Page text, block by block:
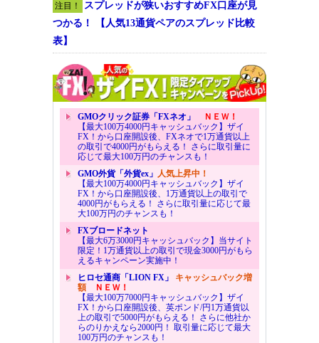
注目！
スプレッドが狭いおすすめFX口座が見
つかる！ 【人気13通貨ペアのスプレッド比較
表】
GMOクリック証券「FXネオ」
ＮＥＷ！
【最大100万4000円キャッシュバック】ザイ
FX！から口座開設後、FXネオで1万通貨以上
の取引で4000円がもらえる！ さらに取引量に
応じて最大100万円のチャンスも！
GMO外貨「外貨ex」 人気上昇中！
【最大100万4000円キャッシュバック】ザイ
FX！から口座開設後、1万通貨以上の取引で
4000円がもらえる！ さらに取引量に応じて最
大100万円のチャンスも！
FXブロードネット
【最大6万3000円キャッシュバック】当サイト
限定！1万通貨以上の取引で現金3000円がもら
えるキャンペーン実施中！
ヒロセ通商「LION FX」 キャッシュバック増
額ＮＥＷ！
【最大100万7000円キャッシュバック】ザイ
FX！から口座開設後、英ポンド/円1万通貨以
上の取引で5000円がもらえる！ さらに他社か
らのりかえなら2000円！ 取引量に応じて最大
100万円のチャンスも！